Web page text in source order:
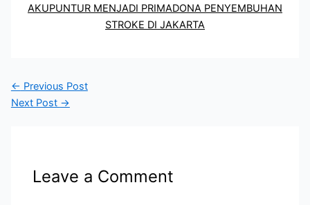
AKUPUNTUR MENJADI PRIMADONA PENYEMBUHAN
STROKE DI JAKARTA
← Previous Post
Next Post →
Leave a Comment